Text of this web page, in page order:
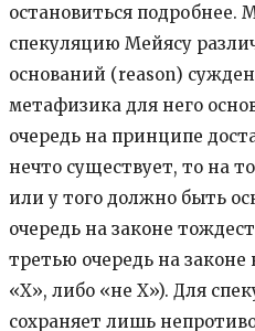
остановиться подробнее.
спекуляцию Мейясу
оснований (reason)
метафизика для него
очередь на принципе
нечто существует, то на
или у того должно быть
очередь на законе
третью очередь на
«Х», либо «не Х»). Для
сохраняет лишь